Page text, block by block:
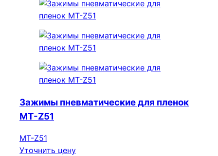
Зажимы пневматические для пленок
МТ-Z51
МТ-Z51
Уточнить цену